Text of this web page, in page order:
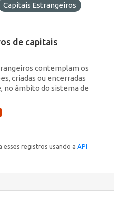
Capitais Estrangeiros
de capitais
contemplam os
criadas ou encerradas
no âmbito do sistema de
esses registros usando a API